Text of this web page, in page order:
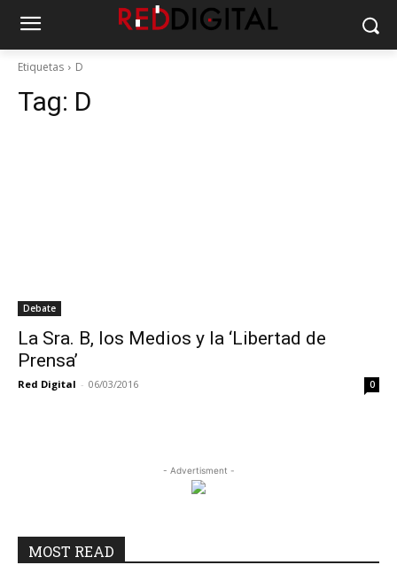
Etiquetas D
Tag: D
Debate
La Sra. B, los Medios y la ‘Libertad de
Prensa’
Red Digital - 06/03/2016 0
- Advertisment -
MOST READ